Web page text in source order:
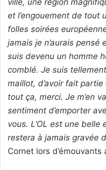
et l’engouement de tout
folles soirées
jamais je n’aurais pensé
suis devenu un homme
comblé. Je suis
maillot, d’avoir fait
tout ça, merci. Je m’en
sentiment d’emporter
vous. L’OL est une
restera à jamais gravée
Cornet lors d’émouvants